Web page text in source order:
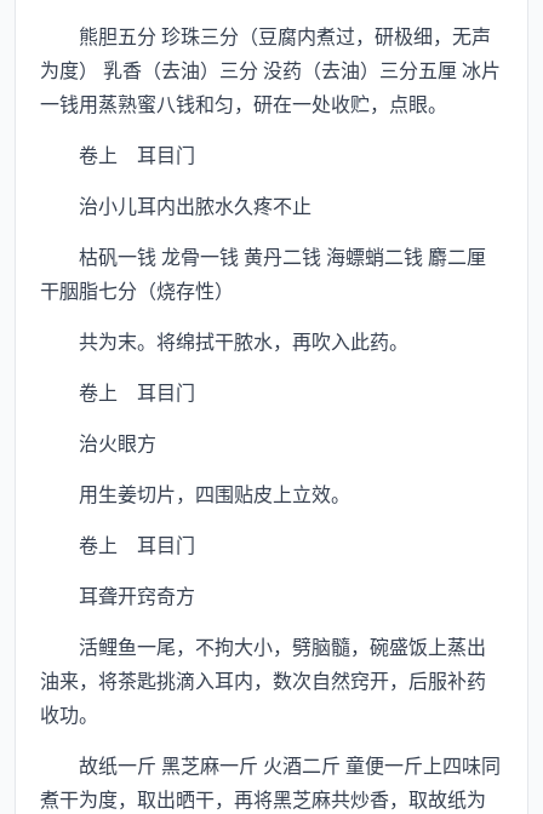
熊胆五分 珍珠三分（豆腐内煮过，研极细，无声
为度） 乳香（去油）三分 没药（去油）三分五厘 冰片
一钱用蒸熟蜜八钱和匀，研在一处收贮，点眼。
卷上 耳目门
治小儿耳内出脓水久疼不止
枯矾一钱 龙骨一钱 黄丹二钱 海螵蛸二钱 麝二厘
干胭脂七分（烧存性）
共为末。将绵拭干脓水，再吹入此药。
卷上 耳目门
治火眼方
用生姜切片，四围贴皮上立效。
卷上 耳目门
耳聋开窍奇方
活鲤鱼一尾，不拘大小，劈脑髓，碗盛饭上蒸出
油来，将茶匙挑滴入耳内，数次自然窍开，后服补药
收功。
故纸一斤 黑芝麻一斤 火酒二斤 童便一斤上四味同
煮干为度，取出晒干，再将黑芝麻共炒香，取故纸为